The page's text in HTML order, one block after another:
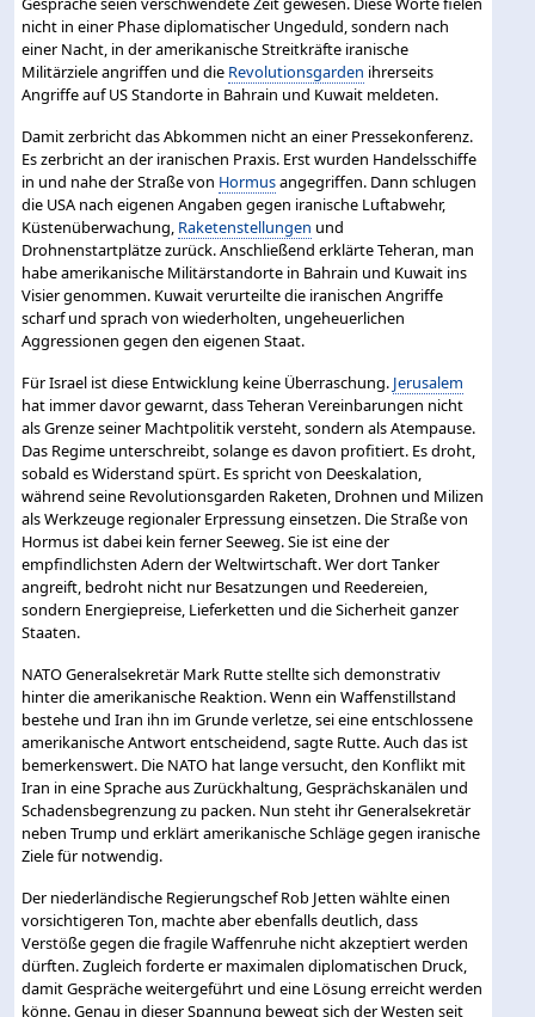
nicht in einer Phase diplomatischer Ungeduld, sondern nach
einer Nacht, in der amerikanische Streitkräfte iranische
Militärziele angriffen und die Revolutionsgarden ihrerseits
Angriffe auf US Standorte in Bahrain und Kuwait meldeten.
Damit zerbricht das Abkommen nicht an einer Pressekonferenz.
Es zerbricht an der iranischen Praxis. Erst wurden Handelsschiffe
in und nahe der Straße von Hormusangegriffen. Dann schlugen
die USA nach eigenen Angaben gegen iranische Luftabwehr,
Küstenüberwachung, Raketenstellungen und
Drohnenstartplätze zurück. Anschließend erklärte Teheran, man
habe amerikanische Militärstandorte in Bahrain und Kuwait ins
Visier genommen. Kuwait verurteilte die iranischen Angriffe
scharf und sprach von wiederholten, ungeheuerlichen
Aggressionen gegen den eigenen Staat.
Für Israel ist diese Entwicklung keine Überraschung. Jerusalem
hat immer davor gewarnt, dass Teheran Vereinbarungen nicht
als Grenze seiner Machtpolitik versteht, sondern als Atempause.
Das Regime unterschreibt, solange es davon profitiert. Es droht,
sobald es Widerstand spürt. Es spricht von Deeskalation,
während seine Revolutionsgarden Raketen, Drohnen und Milizen
als Werkzeuge regionaler Erpressung einsetzen. Die Straße von
Hormus ist dabei kein ferner Seeweg. Sie ist eine der
empfindlichsten Adern der Weltwirtschaft. Wer dort Tanker
angreift, bedroht nicht nur Besatzungen und Reedereien,
sondern Energiepreise, Lieferketten und die Sicherheit ganzer
Staaten.
NATO Generalsekretär Mark Rutte stellte sich demonstrativ
hinter die amerikanische Reaktion. Wenn ein Waffenstillstand
bestehe und Iran ihn im Grunde verletze, sei eine entschlossene
amerikanische Antwort entscheidend, sagte Rutte. Auch das ist
bemerkenswert. Die NATO hat lange versucht, den Konflikt mit
Iran in eine Sprache aus Zurückhaltung, Gesprächskanälen und
Schadensbegrenzung zu packen. Nun steht ihr Generalsekretär
neben Trump und erklärt amerikanische Schläge gegen iranische
Ziele für notwendig.
Der niederländische Regierungschef Rob Jetten wählte einen
vorsichtigeren Ton, machte aber ebenfalls deutlich, dass
Verstöße gegen die fragile Waffenruhe nicht akzeptiert werden
dürften. Zugleich forderte er maximalen diplomatischen Druck,
damit Gespräche weitergeführt und eine Lösung erreicht werden
könne. Genau in dieser Spannung bewegt sich der Westen seit